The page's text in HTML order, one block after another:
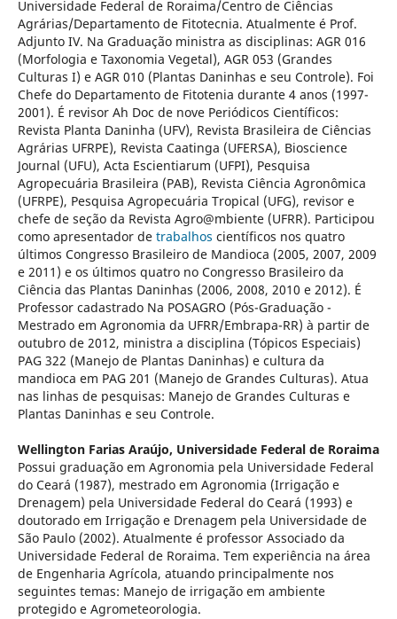
Universidade Federal de Roraima/Centro de Ciências
Agrárias/Departamento de Fitotecnia. Atualmente é Prof.
Adjunto IV. Na Graduação ministra as disciplinas: AGR 016
(Morfologia e Taxonomia Vegetal), AGR 053 (Grandes
Culturas I) e AGR 010 (Plantas Daninhas e seu Controle). Foi
Chefe do Departamento de Fitotenia durante 4 anos (1997-
2001). É revisor Ah Doc de nove Periódicos Científicos:
Revista Planta Daninha (UFV), Revista Brasileira de Ciências
Agrárias UFRPE), Revista Caatinga (UFERSA), Bioscience
Journal (UFU), Acta Escientiarum (UFPI), Pesquisa
Agropecuária Brasileira (PAB), Revista Ciência Agronômica
(UFRPE), Pesquisa Agropecuária Tropical (UFG), revisor e
chefe de seção da Revista Agro@mbiente (UFRR). Participou
como apresentador de trabalhos científicos nos quatro
últimos Congresso Brasileiro de Mandioca (2005, 2007, 2009
e 2011) e os últimos quatro no Congresso Brasileiro da
Ciência das Plantas Daninhas (2006, 2008, 2010 e 2012). É
Professor cadastrado Na POSAGRO (Pós-Graduação -
Mestrado em Agronomia da UFRR/Embrapa-RR) à partir de
outubro de 2012, ministra a disciplina (Tópicos Especiais)
PAG 322 (Manejo de Plantas Daninhas) e cultura da
mandioca em PAG 201 (Manejo de Grandes Culturas). Atua
nas linhas de pesquisas: Manejo de Grandes Culturas e
Plantas Daninhas e seu Controle.
Wellington Farias Araújo, Universidade Federal de Roraima
Possui graduação em Agronomia pela Universidade Federal
do Ceará (1987), mestrado em Agronomia (Irrigação e
Drenagem) pela Universidade Federal do Ceará (1993) e
doutorado em Irrigação e Drenagem pela Universidade de
São Paulo (2002). Atualmente é professor Associado da
Universidade Federal de Roraima. Tem experiência na área
de Engenharia Agrícola, atuando principalmente nos
seguintes temas: Manejo de irrigação em ambiente
protegido e Agrometeorologia.